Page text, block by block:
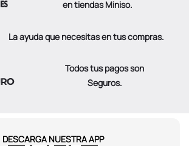
en tiendas Miniso.
La ayuda que necesitas en tus compras.
Todos tus pagos son
Seguros.
DESCARGA NUESTRA APP